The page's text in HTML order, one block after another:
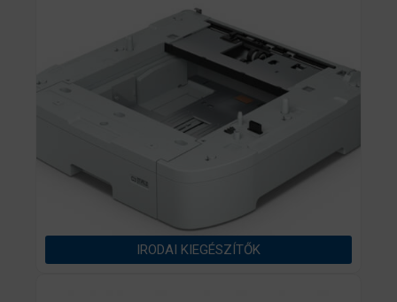
egyedi email formájában kapott kedvezőbb
ajánlatot, akkor azt a teljes levelet továbbítva
küldje el fentebb megjelölt e-mail címünkre.
A kedvezőbb ár ugyanazon feltételek mellett
érvényes, mint az általunk ajánlott.
Ezen feltételek a következőek:
ugyanarra a termékre érvényes
minden egyes paraméter (garancia,
kezdő tintaszett, papírkapacitás, stb)
megegyezik
IRODAI KIEGÉSZÍTŐK